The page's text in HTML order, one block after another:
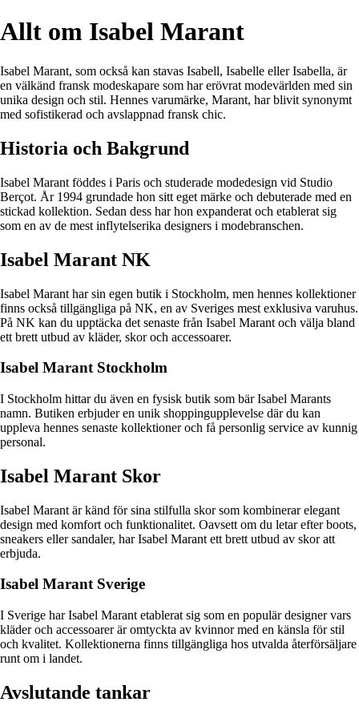
Allt om Isabel Marant
Isabel Marant, som också kan stavas Isabell, Isabelle eller Isabella, är
en välkänd fransk modeskapare som har erövrat modevärlden med sin
unika design och stil. Hennes varumärke, Marant, har blivit synonymt
med sofistikerad och avslappnad fransk chic.
Historia och Bakgrund
Isabel Marant föddes i Paris och studerade modedesign vid Studio
Berçot. År 1994 grundade hon sitt eget märke och debuterade med en
stickad kollektion. Sedan dess har hon expanderat och etablerat sig
som en av de mest inflytelserika designers i modebranschen.
Isabel Marant NK
Isabel Marant har sin egen butik i Stockholm, men hennes kollektioner
finns också tillgängliga på NK, en av Sveriges mest exklusiva varuhus.
På NK kan du upptäcka det senaste från Isabel Marant och välja bland
ett brett utbud av kläder, skor och accessoarer.
Isabel Marant Stockholm
I Stockholm hittar du även en fysisk butik som bär Isabel Marants
namn. Butiken erbjuder en unik shoppingupplevelse där du kan
uppleva hennes senaste kollektioner och få personlig service av kunnig
personal.
Isabel Marant Skor
Isabel Marant är känd för sina stilfulla skor som kombinerar elegant
design med komfort och funktionalitet. Oavsett om du letar efter boots,
sneakers eller sandaler, har Isabel Marant ett brett utbud av skor att
erbjuda.
Isabel Marant Sverige
I Sverige har Isabel Marant etablerat sig som en populär designer vars
kläder och accessoarer är omtyckta av kvinnor med en känsla för stil
och kvalitet. Kollektionerna finns tillgängliga hos utvalda återförsäljare
runt om i landet.
Avslutande tankar